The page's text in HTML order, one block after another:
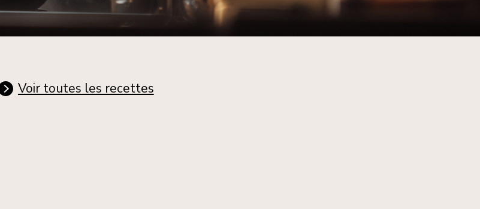
Voir toutes les recettes